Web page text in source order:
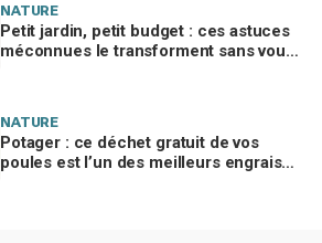
NATURE
Petit jardin, petit budget : ces astuces
méconnues le transforment sans vous
NATURE
Potager : ce déchet gratuit de vos
poules est l’un des meilleurs engrais